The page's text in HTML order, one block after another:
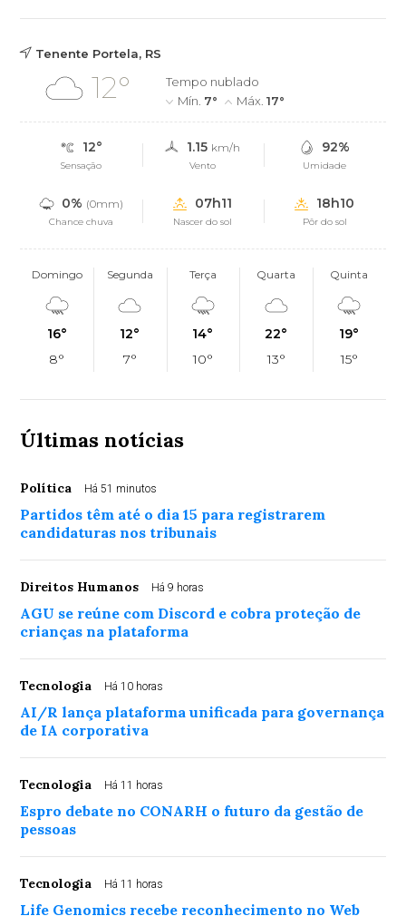
Tenente Portela, RS
12°
Tempo nublado
Mín. 7° Máx.17°
12°
Sensação
1.15 km/h
Vento
92%
Umidade
0% (0mm)
Chance chuva
07h11
Nascer do sol
18h10
Pôr do sol
Domingo
16°
8°
Segunda
12°
7°
Terça
14°
10°
Quarta
22°
13°
Quinta
19°
15°
Últimas notícias
Política Há 51 minutos
Partidos têm até o dia 15 para registrarem
candidaturas nos tribunais
Direitos Humanos Há 9 horas
AGU se reúne com Discord e cobra proteção de
crianças na plataforma
Tecnologia Há 10 horas
AI/R lança plataforma unificada para governança
de IA corporativa
Tecnologia Há 11 horas
Espro debate no CONARH o futuro da gestão de
pessoas
Tecnologia Há 11 horas
Life Genomics recebe reconhecimento no Web